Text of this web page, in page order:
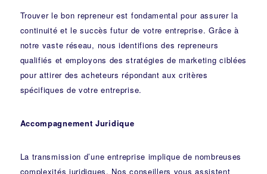
Trouver le bon repreneur est fondamental pour assurer la
continuité et le succès futur de votre entreprise. Grâce à
notre vaste réseau, nous identifions des repreneurs
qualifiés et employons des stratégies de marketing ciblées
pour attirer des acheteurs répondant aux critères
spécifiques de votre entreprise.
Accompagnement Juridique
La transmission d’une entreprise implique de nombreuses
complexités juridiques. Nosconseillers vous assistent